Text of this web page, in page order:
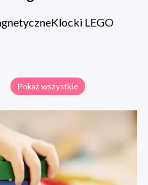
Klocki LEGO
Pokaż wszystkie